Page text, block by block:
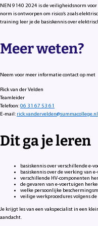
NEN 9140 2024 is de veiligheidsnorm
norm is ontworpen om risico’s zoals
training leer je de basiskennis over
Meer weten?
Neem voor meer informatie contact op met
Rick van der Velden
Teamleider
Telefoon:06 31 67 53 61
E-mail: rick.vandervelden@summacollege.nl
Dit ga je leren
basiskennis over verschillende e-
basiskennis over de werking van
verschillende HV-componenten
de gevaren van e-voertuigen
welke persoonlijke
veilige werkprocedures volgens
Je krijgt les van een vakspecialist in een
aandacht.